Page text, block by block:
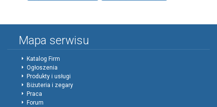
Mapa serwisu
Katalog Firm
Ogłoszenia
Produkty i usługi
Biżuteria i zegary
Praca
Forum